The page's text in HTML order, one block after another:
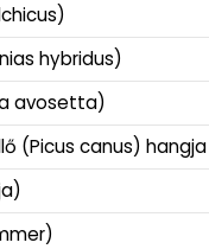
hybridus)
avosetta)
(Picus canus) hangja